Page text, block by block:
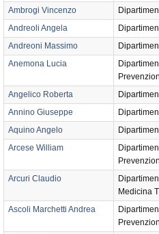
Ambrogi Vincenzo
Andreoli Angela
Andreoni Massimo
Anemona Lucia
Angelico Roberta
Annino Giuseppe
Aquino Angelo
Arcese William
Arcuri Claudio
Medicina
Ascoli Marchetti Andrea